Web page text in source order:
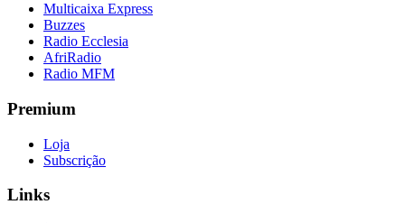
Multicaixa Express
Buzzes
Radio Ecclesia
AfriRadio
Radio MFM
Premium
Loja
Subscrição
Links